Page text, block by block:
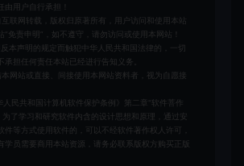
由用户自行承担！
联网转载，版权归原著所有，用户访问和使用本站
“免责申明”，如不遵守，请勿访问或使用本网站！
本声明的规定而触犯中华人民共和国法律的，一切
承担任何责任本站已经进行告知义务。
网站或直接、间接使用本网站资料者，视为自愿接
民共和国计算机软件保护条例》第二章"软件菩作
为了学习和研究软件内含的设计思想和原理，通过安
件等方式使用软件的，可以不经软件著作权人许可，
学员需要商用本站资源，请务必联系版权方购买正版